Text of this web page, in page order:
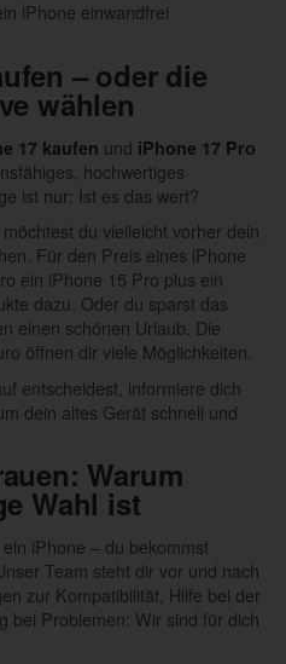
iPhone einwandfrei
– oder die
wählen
17 kaufen und iPhone 17 Pro
hochwertiges
ist nur: Ist es das wert?
du vielleicht vorher dein
Für den Preis eines iPhone
ein iPhone 15 Pro plus ein
dazu. Oder du sparst das
einen schönen Urlaub. Die
öffnen dir viele Möglichkeiten.
entscheidest, informiere dich
um dein altes Gerät schnell und
Warum
Wahl ist
iPhone – du bekommst
Team steht dir vor und nach
zur Kompatibilität, Hilfe bei der
bei Problemen: Wir sind für dich